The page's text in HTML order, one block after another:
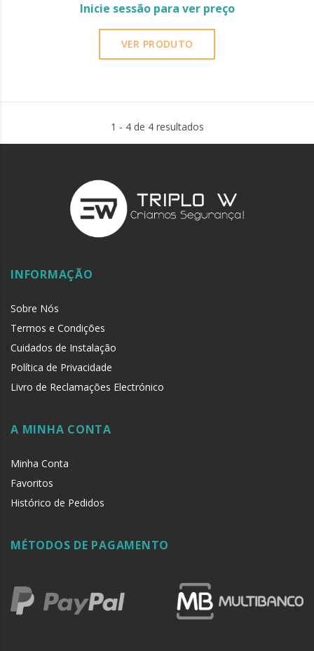
Inicie sessão para ver preço
VER PRODUTO
1 - 4 de 4 resultados
INFORMAÇÃO
Sobre Nós
Termos e Condições
Cuidados de Instalação
Política de Privacidade
Livro de Reclamações Electrónico
A MINHA CONTA
Minha Conta
Favoritos
Histórico de Pedidos
MÉTODOS DE PAGAMENTO